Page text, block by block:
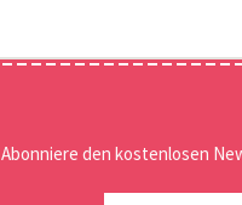
Abonniere den kostenlosen